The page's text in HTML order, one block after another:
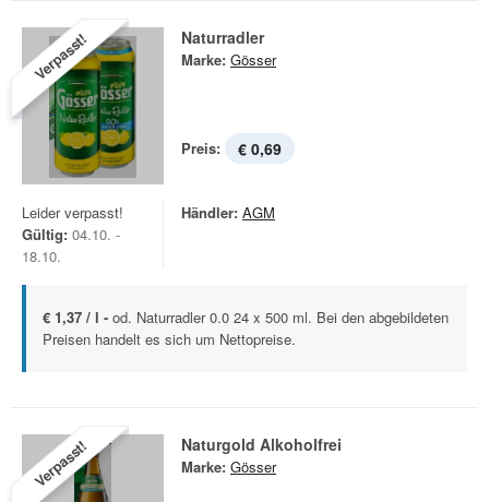
Verpasst! Naturradler
Marke: Gösser
Preis: € 0,69
Leider verpasst!
Gültig: 04.10. -
18.10.
Händler: AGM
€ 1,37 / l - od. Naturradler 0.0 24 x 500 ml. Bei den abgebildeten
Preisen handelt es sich um Nettopreise.
Verpasst! Naturgold Alkoholfrei
Marke: Gösser